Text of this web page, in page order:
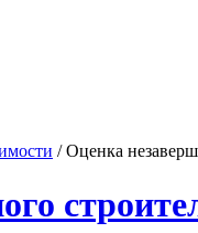
/Оценка